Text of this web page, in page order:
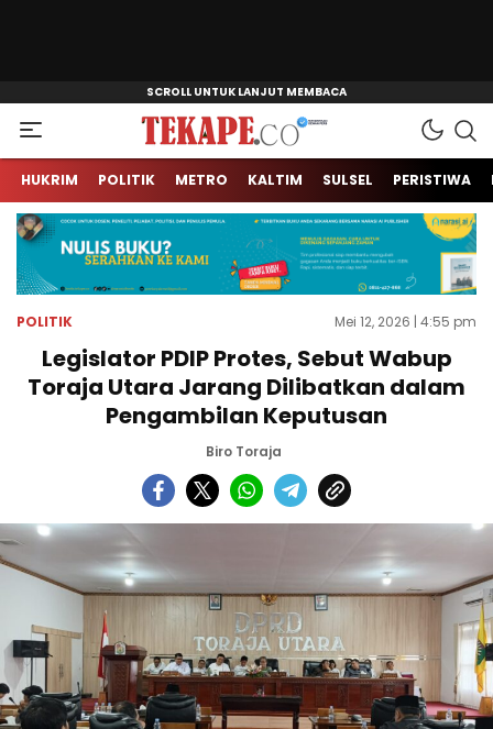
Tekape.co
Jendela Informasi Kita
HUKRIM POLITIK METRO KALTIM SULSEL PERISTIWA
POLITIK Mei 12, 2026 | 4:55 pm
Legislator PDIP Protes, Sebut Wabup
Toraja Utara Jarang Dilibatkan dalam
Pengambilan Keputusan
Biro Toraja